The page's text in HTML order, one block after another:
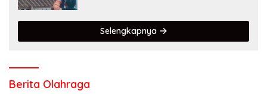
Selengkapnya
Berita Olahraga